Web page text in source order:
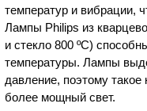
температур и вибрации,
Лампы Philips из
и стекло 800 ºC)
температуры. Лампы
давление, поэтому такое
более мощный свет.